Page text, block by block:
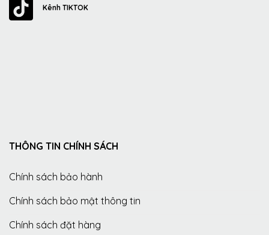
Kênh TIKTOK
THÔNG TIN CHÍNH SÁCH
Chính sách bảo hành
Chính sách bảo mật thông tin
Chính sách đặt hàng